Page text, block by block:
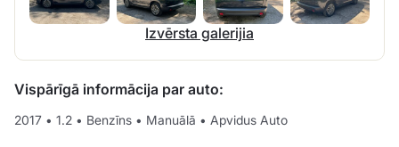
Izvērsta galerijia
Vispārīgā informācija par auto:
2017 • 1.2 • Benzīns • Manuālā • Apvidus Auto